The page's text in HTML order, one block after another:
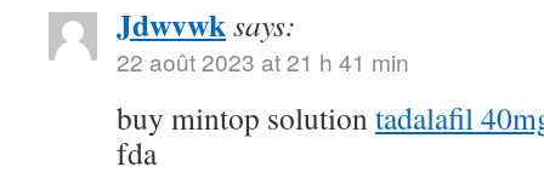
Jdwvwksays:
22 août 2023 at 21 h 41 min
buy mintop solutiontadalafil
fda